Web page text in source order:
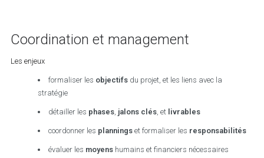
Coordination et management
Les enjeux
formaliser les objectifs du projet, et les liens avec la
stratégie
détailler les phases, jalons clés, et livrables
coordonner les plannings et formaliser les responsabilités
évaluer les moyenshumains et financiers nécessaires